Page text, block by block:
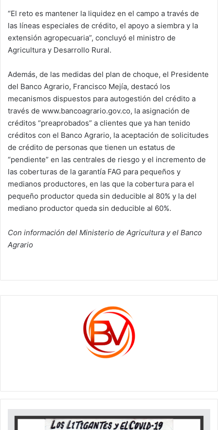
“El reto es mantener la liquidez en el campo a través de
las líneas especiales de crédito, el apoyo a siembra y la
extensión agropecuaria”, concluyó el ministro de
Agricultura y Desarrollo Rural.
Además, de las medidas del plan de choque, el Presidente
del Banco Agrario, Francisco Mejía, destacó los
mecanismos dispuestos para autogestión del crédito a
través de www.bancoagrario.gov.co, la asignación de
créditos “preaprobados” a clientes que ya han tenido
créditos con el Banco Agrario, la aceptación de solicitudes
de crédito de personas que tienen un estatus de
“pendiente” en las centrales de riesgo y el incremento de
las coberturas de la garantía FAG para pequeños y
medianos productores, en las que la cobertura para el
pequeño productor queda sin deducible al 80% y la del
mediano productor queda sin deducible al 60%.
Con información del Ministerio de Agricultura y el Banco
Agrario
Los